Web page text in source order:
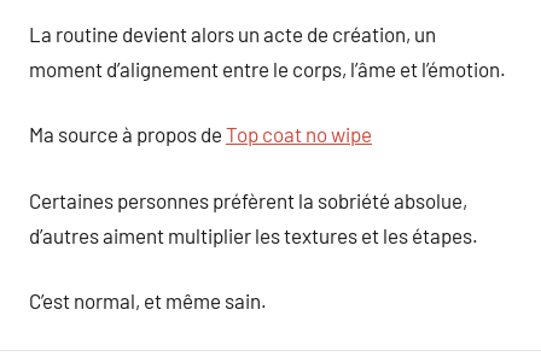
La routine devient alors un acte de création, un
moment d’alignement entre le corps, l’âme et l’émotion.
Ma source à propos de Top coat no wipe
Certaines personnes préfèrent la sobriété absolue,
d’autres aiment multiplier les textures et les étapes.
C’est normal, et même sain.